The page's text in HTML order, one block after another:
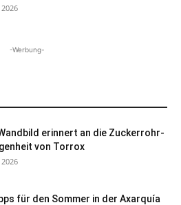
-Werbung-
erinnert an die Zuckerrohr-
von Torrox
für den Sommer in der Axarquía